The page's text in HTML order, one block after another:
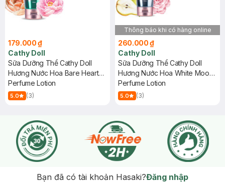
179.000 ₫
Cathy Doll
Sữa Dưỡng Thể Cathy Doll
Hương Nước Hoa Bare Heart
150ml
Perfume Lotion
5.0 (3)
Thông báo khi có hàng online
260.000 ₫
Cathy Doll
Sữa Dưỡng Thể Cathy Doll
Hương Nước Hoa White Moon
150ml
Perfume Lotion
5.0 (3)
Bạn đã có tài khoản Hasaki?Đăng nhập